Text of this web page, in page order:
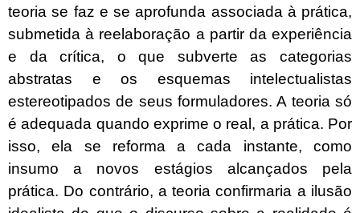
teoria se faz e se aprofunda associada à prática,
submetida à reelaboração a partir da experiência
e da crítica, o que subverte as categorias
abstratas e os esquemas intelectualistas
estereotipados de seus formuladores. A teoria só
é adequada quando exprime o real, a prática. Por
isso, ela se reforma a cada instante, como
insumo a novos estágios alcançados pela
prática. Do contrário, a teoria confirmaria a ilusão